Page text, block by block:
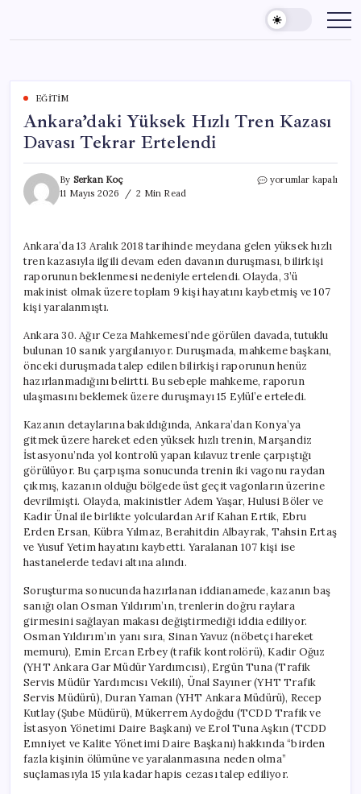
content
EĞITIM
Ankara’daki Yüksek Hızlı Tren Kazası
Davası Tekrar Ertelendi
By Serkan Koç
11 Mayıs 2026
2 Min Read
Ankara’daki
Davası
Tekrar
Ertelendi
için
yorumlar kapalı
Ankara’da 13 Aralık 2018 tarihinde meydana gelen yüksek hızlı
tren kazasıyla ilgili devam eden davanın duruşması, bilirkişi
raporunun beklenmesi nedeniyle ertelendi. Olayda, 3’ü
makinist olmak üzere toplam 9 kişi hayatını kaybetmiş ve 107
kişi yaralanmıştı.
Ankara 30. Ağır Ceza Mahkemesi’nde görülen davada, tutuklu
bulunan 10 sanık yargılanıyor. Duruşmada, mahkeme başkanı,
önceki duruşmada talep edilen bilirkişi raporunun henüz
hazırlanmadığını belirtti. Bu sebeple mahkeme, raporun
ulaşmasını beklemek üzere duruşmayı 15 Eylül’e erteledi.
Kazanın detaylarına bakıldığında, Ankara’dan Konya’ya
gitmek üzere hareket eden yüksek hızlı trenin, Marşandiz
İstasyonu’nda yol kontrolü yapan kılavuz trenle çarpıştığı
görülüyor. Bu çarpışma sonucunda trenin iki vagonu raydan
çıkmış, kazanın olduğu bölgede üst geçit vagonların üzerine
devrilmişti. Olayda, makinistler Adem Yaşar, Hulusi Böler ve
Kadir Ünal ile birlikte yolculardan Arif Kahan Ertik, Ebru
Erden Ersan, Kübra Yılmaz, Berahitdin Albayrak, Tahsin Ertaş
ve Yusuf Yetim hayatını kaybetti. Yaralanan 107 kişi ise
hastanelerde tedavi altına alındı.
Soruşturma sonucunda hazırlanan iddianamede, kazanın baş
sanığı olan Osman Yıldırım’ın, trenlerin doğru raylara
girmesini sağlayan makası değiştirmediği iddia ediliyor.
Osman Yıldırım’ın yanı sıra, Sinan Yavuz (nöbetçi hareket
memuru), Emin Ercan Erbey (trafik kontrolörü), Kadir Oğuz
(YHT Ankara Gar Müdür Yardımcısı), Ergün Tuna (Trafik
Servis Müdür Yardımcısı Vekili), Ünal Sayıner (YHT Trafik
Servis Müdürü), Duran Yaman (YHT Ankara Müdürü), Recep
Kutlay (Şube Müdürü), Mükerrem Aydoğdu (TCDD Trafik ve
İstasyon Yönetimi Daire Başkanı) ve Erol Tuna Aşkın (TCDD
Emniyet ve Kalite Yönetimi Daire Başkanı) hakkında “birden
fazla kişinin ölümüne ve yaralanmasına neden olma”
suçlamasıyla 15 yıla kadar hapis cezası talep ediliyor.